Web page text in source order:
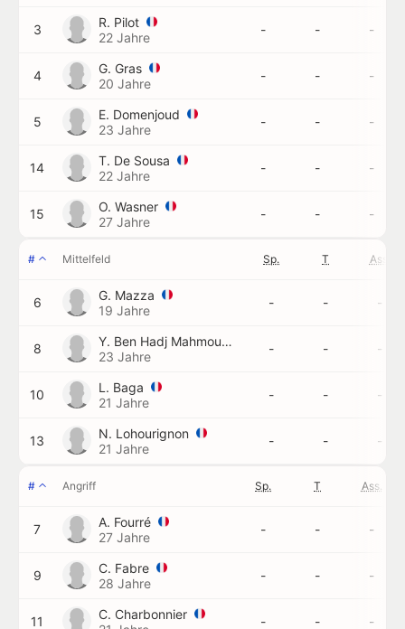
3
R. Pilot
22 Jahre
- - -
4
G. Gras
20 Jahre
- - -
5
E. Domenjoud
23 Jahre
- - -
14
T. De Sousa
22 Jahre
- - -
15
O. Wasner
27 Jahre
- - -
# Mittelfeld Sp. T Ass.
6
G. Mazza
19 Jahre
- - -
8
Y. Ben Hadj Mahmoud
23 Jahre
- - -
10
L. Baga
21 Jahre
- - -
13
N. Lohourignon
21 Jahre
- - -
# Angriff Sp. T Ass.
7
A. Fourré
27 Jahre
- - -
9
C. Fabre
28 Jahre
- - -
11
C. Charbonnier
- - -